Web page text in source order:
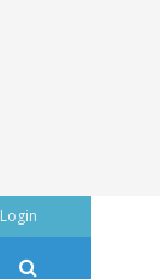
Login